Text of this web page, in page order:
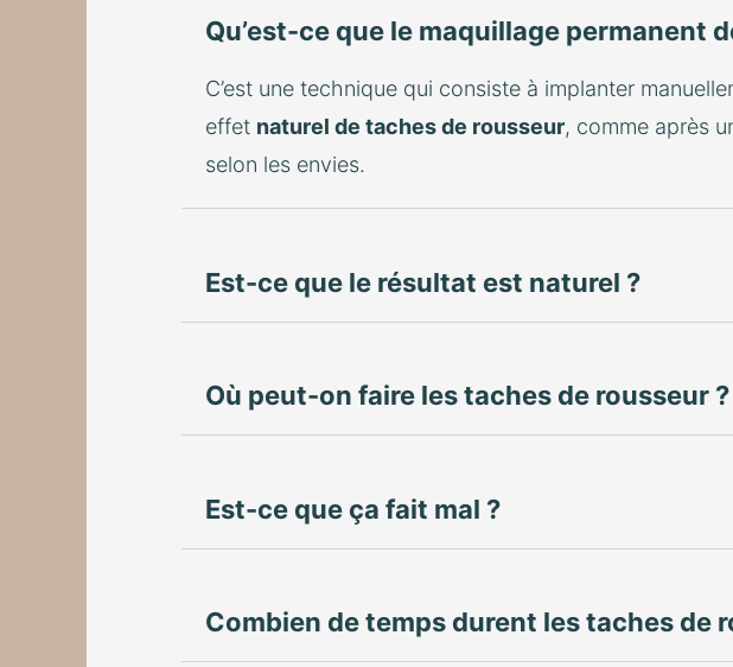
Qu’est-ce que le maquillage permanent
C’est une technique qui consiste à implanter
effet naturel de taches de rousseur, comme après
selon les envies.
Est-ce que le résultat est naturel ?
Où peut-on faire les taches de rousseur ?
Est-ce que ça fait mal ?
Combien de temps durent les taches de